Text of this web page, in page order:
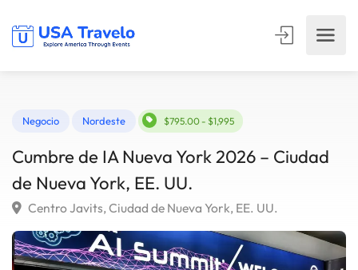
Negocio $795.00 - $1,995
Cumbre de IA Nueva York 2026 – Ciudad
de Nueva York, EE. UU.